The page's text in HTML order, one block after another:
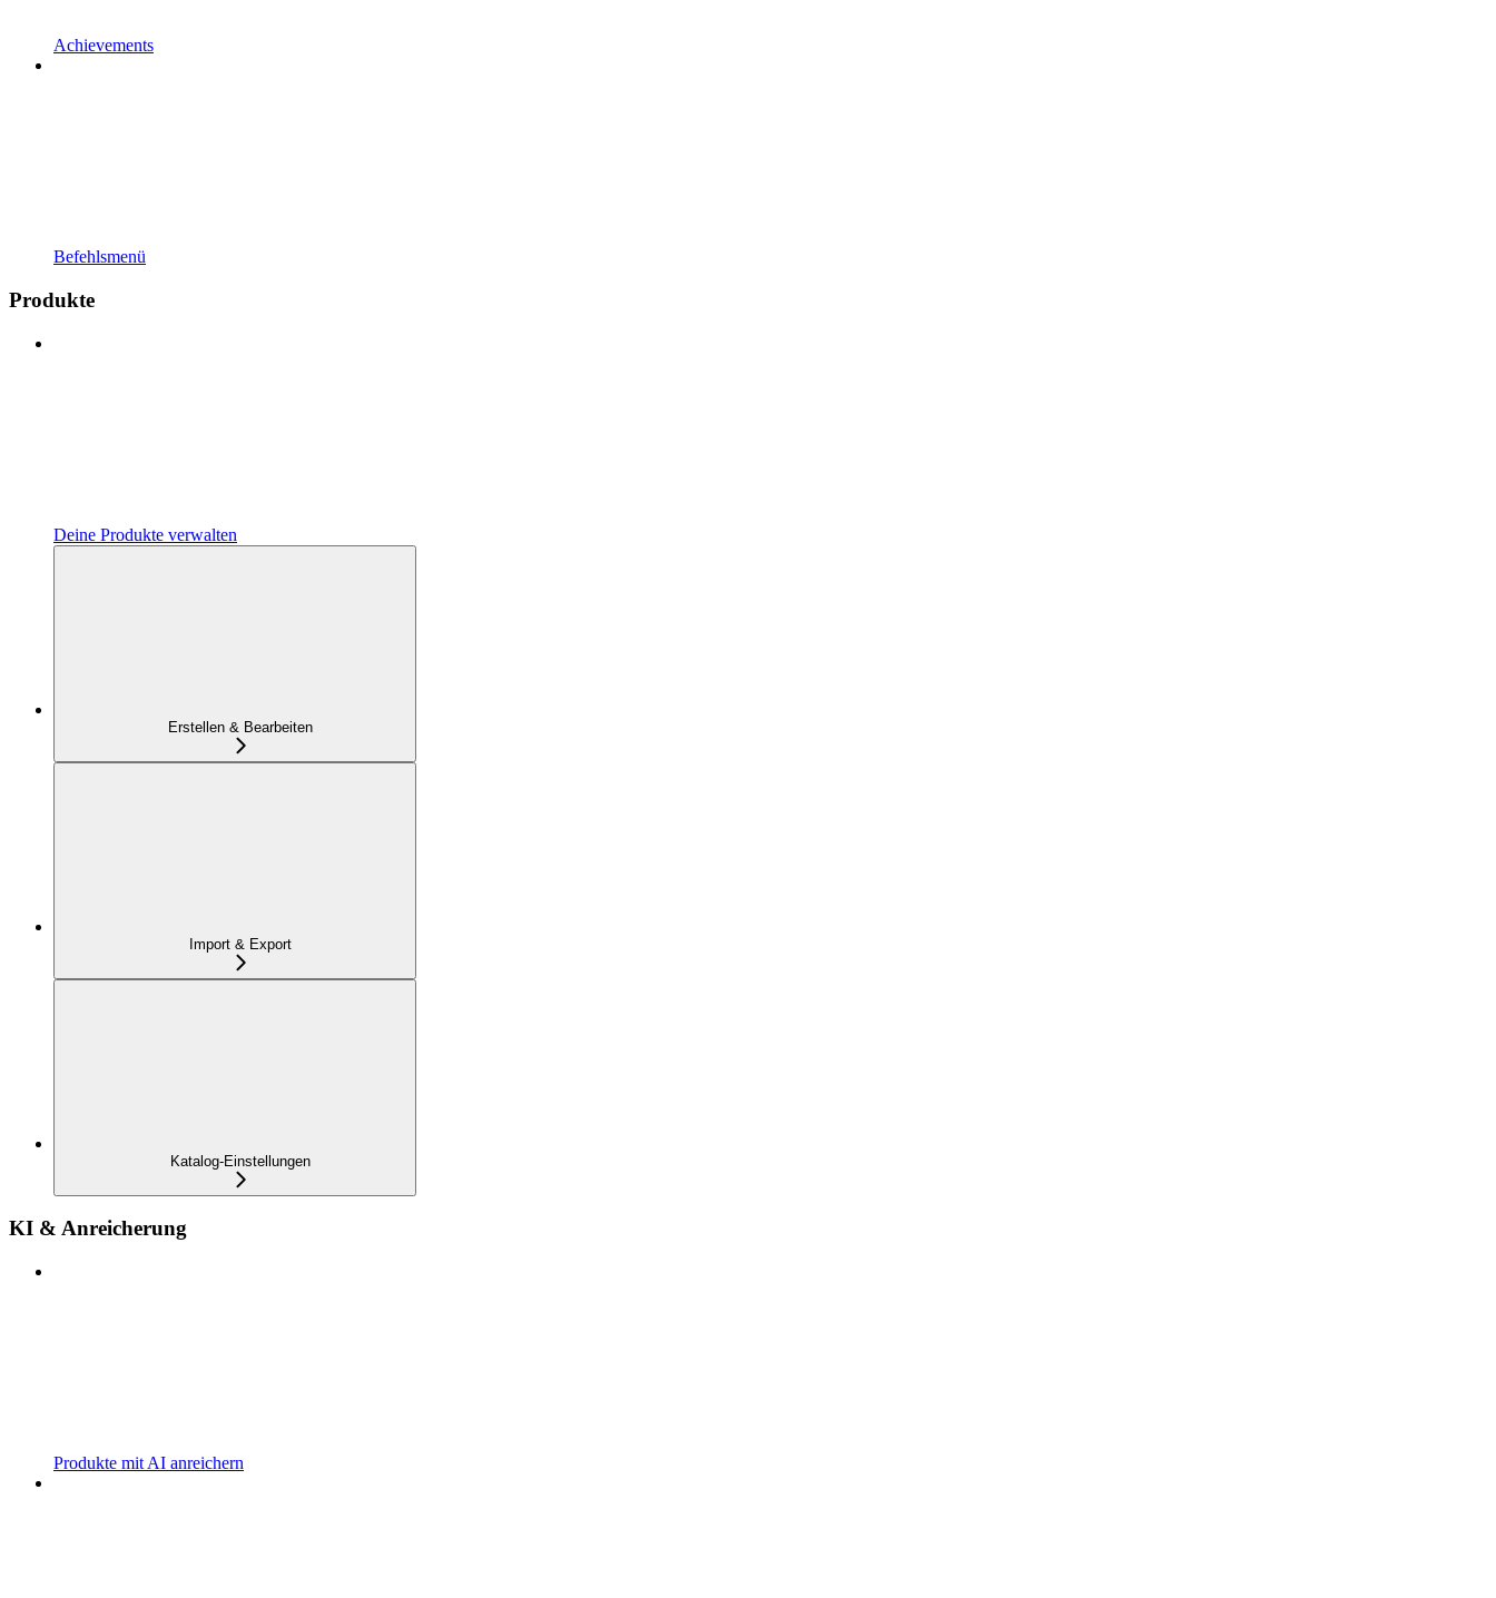
Achievements
Befehlsmenü
Produkte
Deine Produkte verwalten
Erstellen & Bearbeiten
Import & Export
Katalog-Einstellungen
KI & Anreicherung
Produkte mit AI anreichern